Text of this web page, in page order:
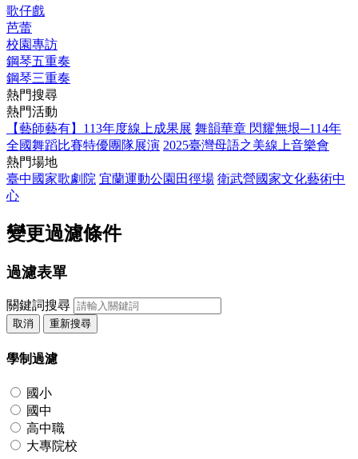
歌仔戲
芭蕾
校園專訪
鋼琴五重奏
鋼琴三重奏
熱門搜尋
熱門活動
【藝師藝有】113年度線上成果展 舞韻華章 閃耀無垠─114年
全國舞蹈比賽特優團隊展演 2025臺灣母語之美線上音樂會
熱門場地
臺中國家歌劇院 宜蘭運動公園田徑場 衛武營國家文化藝術中
心
變更過濾條件
過濾表單
關鍵詞搜尋
取消 重新搜尋
學制過濾
國小
國中
高中職
大專院校